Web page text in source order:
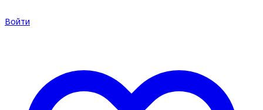
Войти